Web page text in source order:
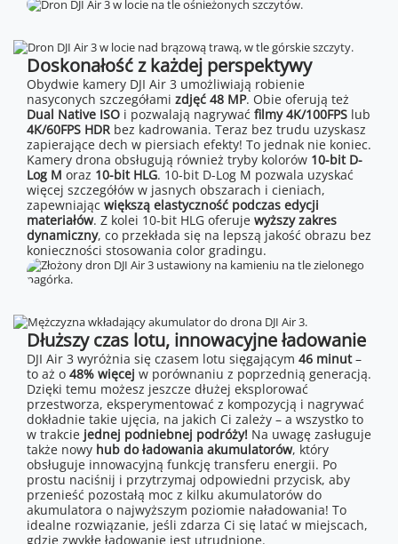
Doskonałość z każdej perspektywy
Obydwie kamery DJI Air 3 umożliwiają robienie
nasyconych szczegółami zdjęć 48 MP. Obie oferują też
Dual Native ISO i pozwalają nagrywać filmy 4K/100FPS lub
4K/60FPS HDR bez kadrowania. Teraz bez trudu uzyskasz
zapierające dech w piersiach efekty! To jednak nie koniec.
Kamery drona obsługują również tryby kolorów 10-bit D-
Log M oraz 10-bit HLG. 10-bit D-Log M pozwala uzyskać
więcej szczegółów w jasnych obszarach i cieniach,
zapewniając większą elastyczność podczas edycji
materiałów. Z kolei 10-bit HLG oferuje wyższy zakres
dynamiczny, co przekłada się na lepszą jakość obrazu bez
konieczności stosowania color gradingu.
Dłuższy czas lotu, innowacyjne ładowanie
DJI Air 3 wyróżnia się czasem lotu sięgającym 46 minut–
to aż o 48% więcej w porównaniu z poprzednią generacją.
Dzięki temu możesz jeszcze dłużej eksplorować
przestworza, eksperymentować z kompozycją i nagrywać
dokładnie takie ujęcia, na jakich Ci zależy – a wszystko to
w trakcie jednej podniebnej podróży! Na uwagę zasługuje
także nowy hub do ładowania akumulatorów, który
obsługuje innowacyjną funkcję transferu energii. Po
prostu naciśnij i przytrzymaj odpowiedni przycisk, aby
przenieść pozostałą moc z kilku akumulatorów do
akumulatora o najwyższym poziomie naładowania! To
idealne rozwiązanie, jeśli zdarza Ci się latać w miejscach,
gdzie zwykłe ładowanie jest utrudnione.